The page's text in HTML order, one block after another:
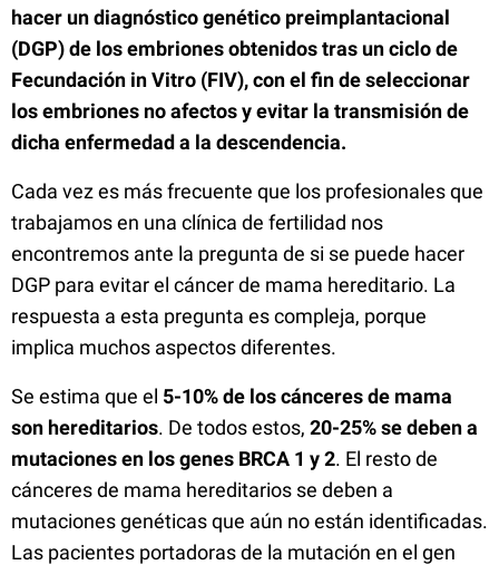
hacer un diagnóstico genético preimplantacional
(DGP) de los embriones obtenidos tras un ciclo de
Fecundación in Vitro (FIV), con el fin de seleccionar
los embriones no afectos y evitar la transmisión de
dicha enfermedad a la descendencia.
Cada vez es más frecuente que los profesionales que
trabajamos en una clínica de fertilidad nos
encontremos ante la pregunta de si se puede hacer
DGP para evitar el cáncer de mama hereditario. La
respuesta a esta pregunta es compleja, porque
implica muchos aspectos diferentes.
Se estima que el 5-10% de los cánceres de mama
son hereditarios. De todos estos, 20-25% se deben a
mutaciones en los genes BRCA 1 y 2. El resto de
cánceres de mama hereditarios se deben a
mutaciones genéticas que aún no están identificadas.
Las pacientes portadoras de la mutación en el gen